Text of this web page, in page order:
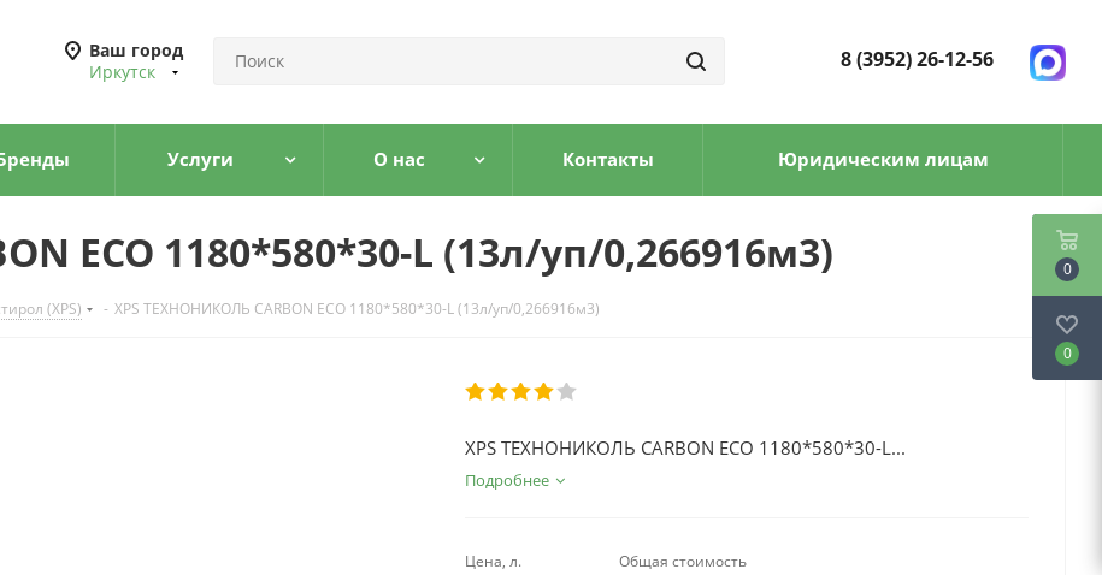
Ваш город
Иркутск
8 (3952) 26-12-56
Услуги О нас Контакты Юридическим лицам
ECO 1180*580*30-L (13л/уп/0,266916м3)
(XPS) - XPS ТЕХНОНИКОЛЬ CARBON ECO 1180*580*30-L (13л/уп/0,266916м3)
XPS ТЕХНОНИКОЛЬ CARBON ECO 1180*580*30-L...
Подробнее
Цена, л. Общая стоимость
0
0